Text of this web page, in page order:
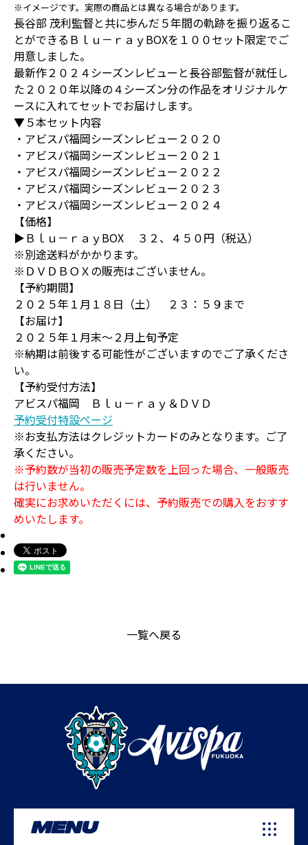
※イメージです。実際の商品とは異なる場合があります。
長谷部 茂利監督と共に歩んだ５年間の軌跡を振り返るこ
とができるＢｌｕ－ｒａｙBOXを１００セット限定でご
用意しました。
最新作２０２４シーズンレビューと長谷部監督が就任し
た２０２０年以降の４シーズン分の作品をオリジナルケ
ースに入れてセットでお届けします。
▼５本セット内容
・アビスパ福岡シーズンレビュー２０２０
・アビスパ福岡シーズンレビュー２０２１
・アビスパ福岡シーズンレビュー２０２２
・アビスパ福岡シーズンレビュー２０２３
・アビスパ福岡シーズンレビュー２０２４
【価格】
▶Ｂｌｕ－ｒａｙBOX ３２、４５０円（税込）
※別途送料がかかります。
※ＤＶＤＢＯＸの販売はございません。
【予約期間】
２０２５年１月１８日（土） ２３：５９まで
【お届け】
２０２５年１月末～２月上旬予定
※納期は前後する可能性がございますのでご了承くださ
い。
【予約受付方法】
アビスパ福岡 Ｂｌｕ－ｒａｙ＆ＤＶＤ
予約受付特設ページ
※お支払方法はクレジットカードのみとなります。ご了
承ください。
※予約数が当初の販売予定数を上回った場合、一般販売
は行いません。
確実にお求めいただくには、予約販売での購入をおすす
めいたします。
一覧へ戻る
MENU